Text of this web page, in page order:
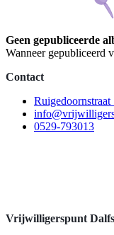
Geen gepubliceerde
Wanneer gepubliceerd
Contact
0529-793013
Vrijwilligerspunt